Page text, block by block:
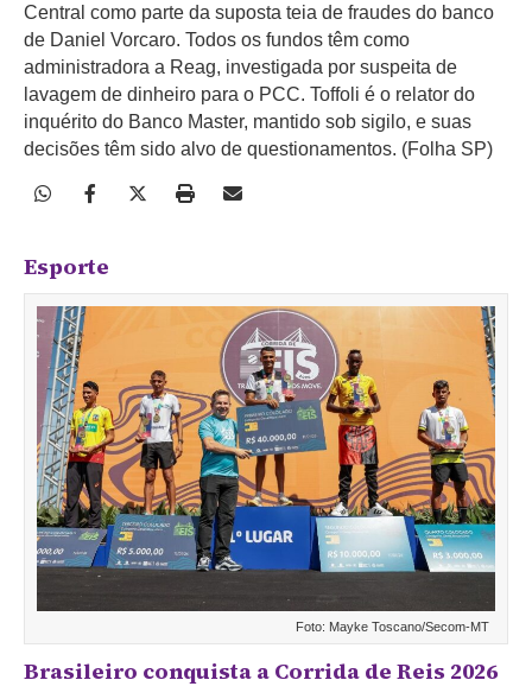
Central como parte da suposta teia de fraudes do banco
de Daniel Vorcaro. Todos os fundos têm como
administradora a Reag, investigada por suspeita de
lavagem de dinheiro para o PCC. Toffoli é o relator do
inquérito do Banco Master, mantido sob sigilo, e suas
decisões têm sido alvo de questionamentos. (Folha SP)
Esporte
Foto: Mayke Toscano/Secom-MT
Brasileiro conquista a Corrida de Reis 2026